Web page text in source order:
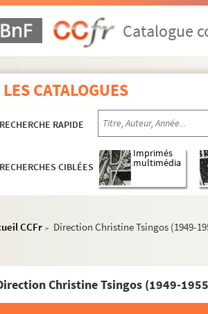
Catalogue
LES CATALOGUES
RECHERCHE RAPIDE
RECHERCHES CIBLÉES
Imprimés
multimédia
CCFr > Direction Christine Tsingos (1949-
Christine Tsingos (1949-
5e arrondissement
13e arrondissement